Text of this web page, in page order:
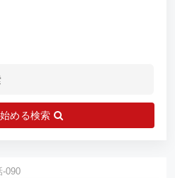
める検索
-090